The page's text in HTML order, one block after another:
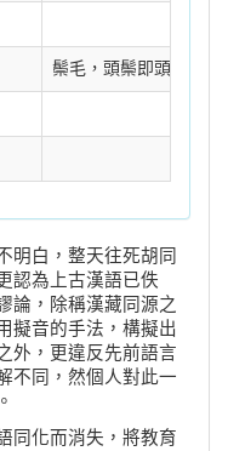
鬃毛，頭鬃即頭毛。
明白，整天往死胡同
認為上古漢語已佚
論，除稱漢藏同源之
擬音的手法，構擬出
外，更違反先前語言
不同，然個人對此一
同化而消失，將教育